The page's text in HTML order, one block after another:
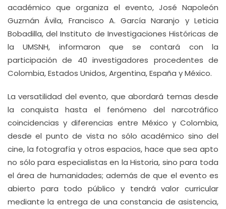
académico que organiza el evento, José Napoleón
Guzmán Ávila, Francisco A. García Naranjo y Leticia
Bobadilla, del Instituto de Investigaciones Históricas de
la UMSNH, informaron que se contará con la
participación de 40 investigadores procedentes de
Colombia, Estados Unidos, Argentina, España y México.
La versatilidad del evento, que abordará temas desde
la conquista hasta el fenómeno del narcotráfico
coincidencias y diferencias entre México y Colombia,
desde el punto de vista no sólo académico sino del
cine, la fotografía y otros espacios, hace que sea apto
no sólo para especialistas en la Historia, sino para toda
el área de humanidades; además de que el evento es
abierto para todo público y tendrá valor curricular
mediante la entrega de una constancia de asistencia,